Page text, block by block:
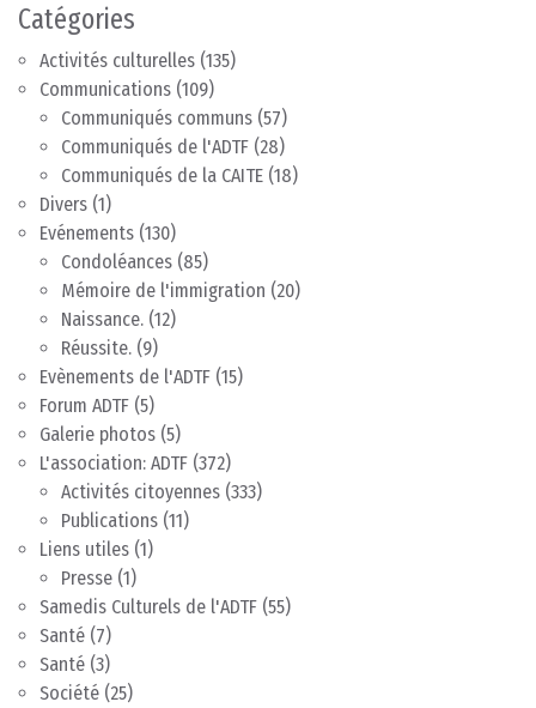
Catégories
Activités culturelles (135)
Communications (109)
Communiqués communs (57)
Communiqués de l'ADTF (28)
Communiqués de la CAITE (18)
Divers (1)
Evénements (130)
Condoléances (85)
Mémoire de l'immigration (20)
Naissance. (12)
Réussite. (9)
Evènements de l'ADTF (15)
Forum ADTF (5)
Galerie photos (5)
L'association: ADTF (372)
Activités citoyennes (333)
Publications (11)
Liens utiles (1)
Presse (1)
Samedis Culturels de l'ADTF (55)
Santé (7)
Santé (3)
Société (25)